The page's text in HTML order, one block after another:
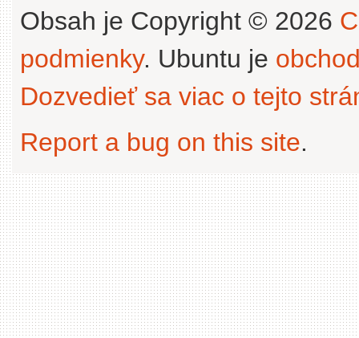
Obsah je Copyright © 2026
podmienky. Ubuntu je
Dozvedieť sa viac o tejto
Report a bug on this site.